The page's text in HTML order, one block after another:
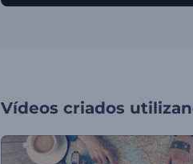
Vídeos criados